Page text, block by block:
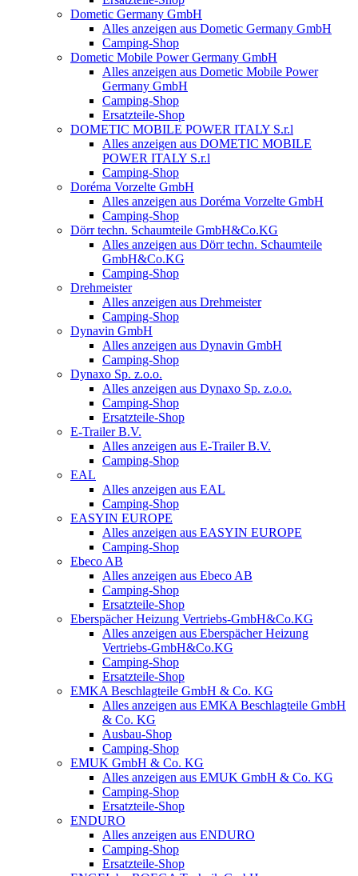
Dometic Germany GmbH
Alles anzeigen aus Dometic Germany GmbH
Camping-Shop
Dometic Mobile Power Germany GmbH
Alles anzeigen aus Dometic Mobile Power
Germany GmbH
Camping-Shop
Ersatzteile-Shop
DOMETIC MOBILE POWER ITALY S.r.l
Alles anzeigen aus DOMETIC MOBILE
POWER ITALY S.r.l
Camping-Shop
Doréma Vorzelte GmbH
Alles anzeigen aus Doréma Vorzelte GmbH
Camping-Shop
Dörr techn. Schaumteile GmbH&Co.KG
Alles anzeigen aus Dörr techn. Schaumteile
GmbH&Co.KG
Camping-Shop
Drehmeister
Alles anzeigen aus Drehmeister
Camping-Shop
Dynavin GmbH
Alles anzeigen aus Dynavin GmbH
Camping-Shop
Dynaxo Sp. z.o.o.
Alles anzeigen aus Dynaxo Sp. z.o.o.
Camping-Shop
Ersatzteile-Shop
E-Trailer B.V.
Alles anzeigen aus E-Trailer B.V.
Camping-Shop
EAL
Alles anzeigen aus EAL
Camping-Shop
EASYIN EUROPE
Alles anzeigen aus EASYIN EUROPE
Camping-Shop
Ebeco AB
Alles anzeigen aus Ebeco AB
Camping-Shop
Ersatzteile-Shop
Eberspächer Heizung Vertriebs-GmbH&Co.KG
Alles anzeigen aus Eberspächer Heizung
Vertriebs-GmbH&Co.KG
Camping-Shop
Ersatzteile-Shop
EMKA Beschlagteile GmbH & Co. KG
Alles anzeigen aus EMKA Beschlagteile GmbH
& Co. KG
Ausbau-Shop
Camping-Shop
EMUK GmbH & Co. KG
Alles anzeigen aus EMUK GmbH & Co. KG
Camping-Shop
Ersatzteile-Shop
ENDURO
Alles anzeigen aus ENDURO
Camping-Shop
Ersatzteile-Shop